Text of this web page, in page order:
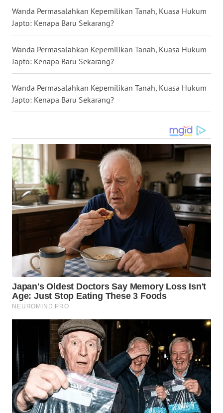
Wanda Permasalahkan Kepemilikan Tanah, Kuasa Hukum
Japto: Kenapa Baru Sekarang?
Wanda Permasalahkan Kepemilikan Tanah, Kuasa Hukum
Japto: Kenapa Baru Sekarang?
Wanda Permasalahkan Kepemilikan Tanah, Kuasa Hukum
Japto: Kenapa Baru Sekarang?
WN
KALSEL
WN
KALTIM
WN
WN
SULUT
WN
MALUKU
WN
DAIRI
WN
WN
WN
LANGKAT